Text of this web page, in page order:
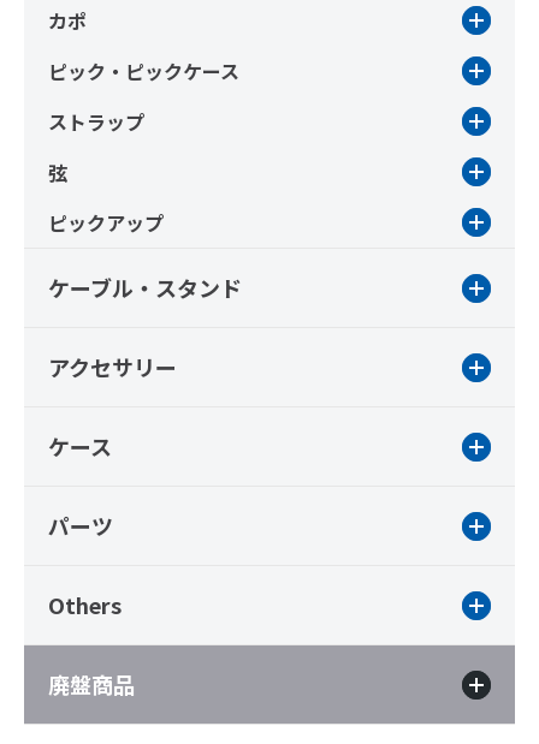
カポ
ピック・ピックケース
ストラップ
弦
ピックアップ
ケーブル・スタンド
アクセサリー
ケース
パーツ
Others
廃盤商品